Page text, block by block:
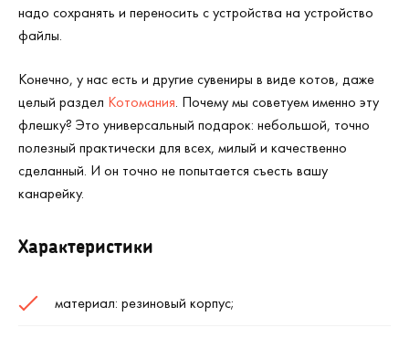
надо сохранять и переносить с устройства на устройство
файлы.
Конечно, у нас есть и другие сувениры в виде котов, даже
целый раздел Котомания. Почему мы советуем именно эту
флешку? Это универсальный подарок: небольшой, точно
полезный практически для всех, милый и качественно
сделанный. И он точно не попытается съесть вашу
канарейку.
Характеристики
материал: резиновый корпус;